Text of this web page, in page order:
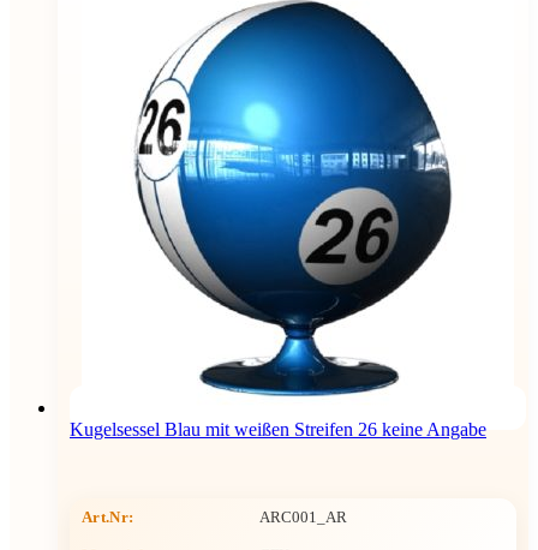
Kugelsessel Blau mit weißen Streifen 26 keine Angabe
Art.Nr: ARC001_AR